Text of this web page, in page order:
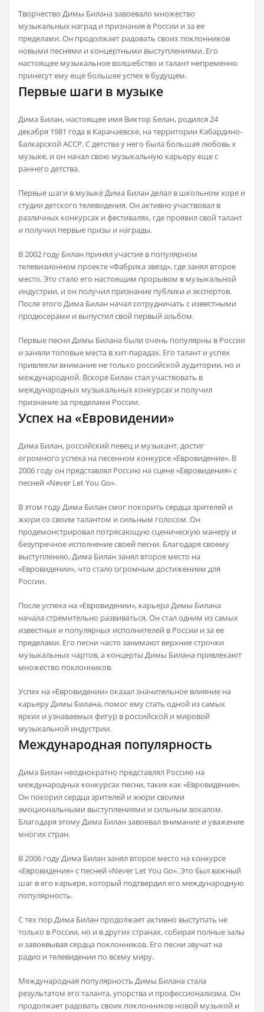
Творчество Димы Билана завоевало множество
музыкальных наград и признания в России и за ее
пределами. Он продолжает радовать своих поклонников
новыми песнями и концертными выступлениями. Его
настоящее музыкальное волшебство и талант непременно
принесут ему еще большее успех в будущем.
Первые шаги в музыке
Дима Билан, настоящее имя Виктор Белан, родился 24
декабря 1981 года в Карачаевске, на территории Кабардино-
Балкарской АССР. С детства у него была большая любовь к
музыке, и он начал свою музыкальную карьеру еще с
раннего детства.
Первые шаги в музыке Дима Билан делал в школьном хоре и
студии детского телевидения. Он активно участвовал в
различных конкурсах и фестивалях, где проявил свой талант
и получил первые призы и награды.
В 2002 году Билан принял участие в популярном
телевизионном проекте «Фабрика звезд», где занял второе
место. Это стало его настоящим прорывом в музыкальной
индустрии, и он получил признание публики и экспертов.
После этого Дима Билан начал сотрудничать с известными
продюсерами и выпустил свой первый альбом.
Первые песни Димы Билана были очень популярны в России
и заняли топовые места в хит-парадах. Его талант и успех
привлекли внимание не только российской аудитории, но и
международной. Вскоре Билан стал участвовать в
международных музыкальных конкурсах и получил
признание за пределами России.
Успех на «Евровидении»
Дима Билан, российский певец и музыкант, достиг
огромного успеха на песенном конкурсе «Евровидение». В
2006 году он представлял Россию на сцене «Евровидения» с
песней «Never Let You Go».
В этом году Дима Билан смог покорить сердца зрителей и
жюри со своим талантом и сильным голосом. Он
продемонстрировал потрясающую сценическую манеру и
безупречное исполнение своей песни. Благодаря своему
выступлению, Дима Билан занял второе место на
«Евровидении», что стало огромным достижением для
России.
После успеха на «Евровидении», карьера Димы Билана
начала стремительно развиваться. Он стал одним из самых
известных и популярных исполнителей в России и за ее
пределами. Его песни часто занимают верхние строчки
музыкальных чартов, а концерты Димы Билана привлекают
множество поклонников.
Успех на «Евровидении» оказал значительное влияние на
карьеру Димы Билана, помог ему стать одной из самых
ярких и узнаваемых фигур в российской и мировой
музыкальной индустрии.
Международная популярность
Дима Билан неоднократно представлял Россию на
международных конкурсах песни, таких как «Евровидение».
Он покорил сердца зрителей и жюри своими
эмоциональными выступлениями и сильным вокалом.
Благодаря этому Дима Билан завоевал внимание и уважение
многих стран.
В 2006 году Дима Билан занял второе место на конкурсе
«Евровидение» с песней «Never Let You Go». Это был важный
шаг в его карьере, который подтвердил его международную
популярность.
С тех пор Дима Билан продолжает активно выступать не
только в России, но и в других странах, собирая полные залы
и завоевывая сердца поклонников. Его песни звучат на
радио и телевидении по всему миру.
Международная популярность Димы Билана стала
результатом его таланта, упорства и профессионализма. Он
продолжает радовать своих поклонников новой музыкой и